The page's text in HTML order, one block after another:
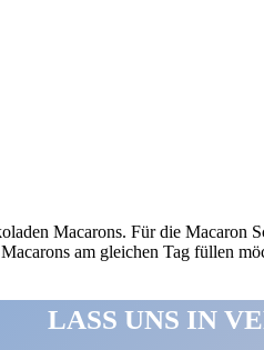
Macarons. Für die
am gleichen Tag füllen
LASS UNS IN